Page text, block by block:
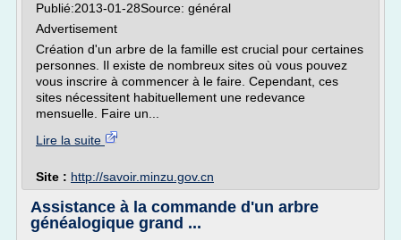
Publié:2013-01-28Source: général
Advertisement
Création d'un arbre de la famille est crucial pour certaines
personnes. Il existe de nombreux sites où vous pouvez
vous inscrire à commencer à le faire. Cependant, ces
sites nécessitent habituellement une redevance
mensuelle. Faire un...
Lire la suite
Site : http://savoir.minzu.gov.cn
Assistance à la commande d'un arbre
généalogique grand ...